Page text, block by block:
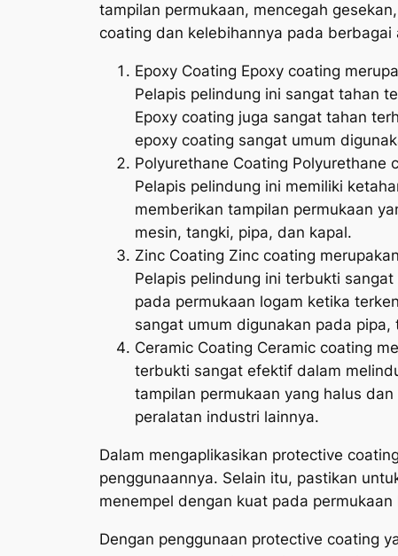
tampilan permukaan, mencegah
coating dan kelebihannya pada berbagai
Epoxy Coating Epoxy coating
Pelapis pelindung ini sangat tahan
Epoxy coating juga sangat tahan
epoxy coating sangat umum
Polyurethane Coating
Pelapis pelindung ini memiliki
memberikan tampilan permukaan
mesin, tangki, pipa, dan kapal.
Zinc Coating Zinc coating
Pelapis pelindung ini terbukti
pada permukaan logam ketika
sangat umum digunakan pada
Ceramic Coating Ceramic coating
terbukti sangat efektif dalam
tampilan permukaan yang halus
peralatan industri lainnya.
Dalam mengaplikasikan protective
penggunaannya. Selain itu, pastikan
menempel dengan kuat pada permukaan
Dengan penggunaan protective coating